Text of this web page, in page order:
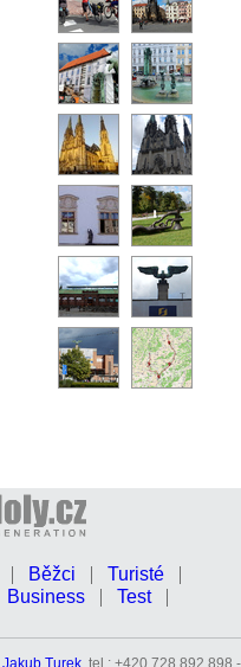
Běžci
Turisté
Business
Test
Jakub Turek , tel.: +420 728 892 898 -